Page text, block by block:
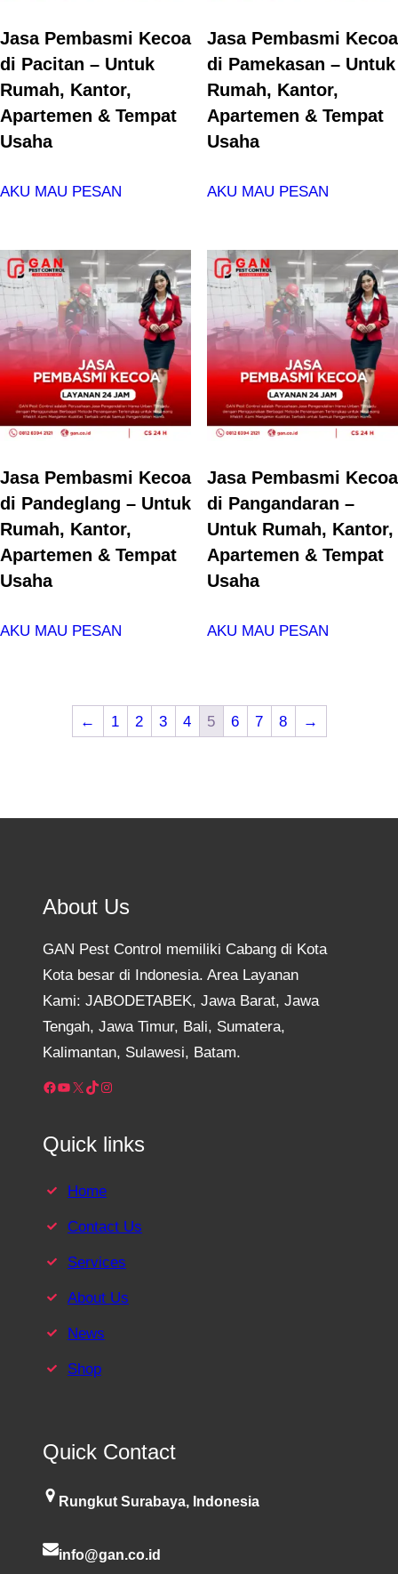
Jasa Pembasmi Kecoa
di Pacitan – Untuk
Rumah, Kantor,
Apartemen & Tempat
Usaha
AKU MAU PESAN
Jasa Pembasmi Kecoa
di Pamekasan – Untuk
Rumah, Kantor,
Apartemen & Tempat
Usaha
AKU MAU PESAN
Jasa Pembasmi Kecoa
di Pandeglang – Untuk
Rumah, Kantor,
Apartemen & Tempat
Usaha
AKU MAU PESAN
Jasa Pembasmi Kecoa
di Pangandaran –
Untuk Rumah, Kantor,
Apartemen & Tempat
Usaha
AKU MAU PESAN
← 1 2 3 4 5 6 7 8 →
About Us
GAN Pest Control memiliki Cabang di Kota
Kota besar di Indonesia. Area Layanan
Kami: JABODETABEK, Jawa Barat, Jawa
Tengah, Jawa Timur, Bali, Sumatera,
Kalimantan, Sulawesi, Batam.
Facebook YouTube X TikTok Instagram
Quick links
Home
Contact Us
Services
About Us
News
Shop
Quick Contact
Rungkut Surabaya, Indonesia
info@gan.co.id